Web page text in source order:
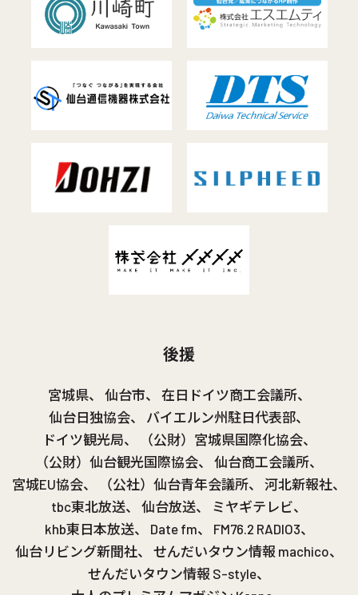
後援
宮城県、 仙台市、
在日ドイツ商工会議所、
仙台日独協会、
バイエルン州駐日代表部、
ドイツ観光局、
（公財）宮城県国際化協会、
（公財）仙台観光国際協会、
仙台商工会議所、
宮城EU協会、
（公社）仙台青年会議所、
河北新報社、
tbc東北放送、
仙台放送、
ミヤギテレビ、
khb東日本放送、
Date fm、
FM76.2 RADIO3、
仙台リビング新聞社、
せんだいタウン情報 machico、
せんだいタウン情報 S-style、